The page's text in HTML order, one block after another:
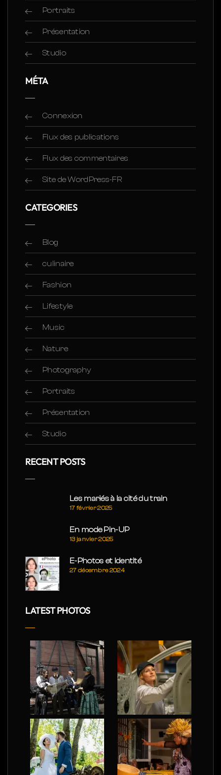
Portraits
Présentation
Studio
MÉTA
Connexion
Flux des publications
Flux des commentaires
Site de WordPress-FR
CATEGORIES
Blog
culinaire
Fashion
Lifestyle
Music
Nature
Photography
Portraits
Présentation
Studio
RECENT POSTS
Les mariés à la cité du train
17 février 2025
En mode Pin-UP
13 janvier 2025
E-Photos et Identité
27 décembre 2024
LATEST PHOTOS